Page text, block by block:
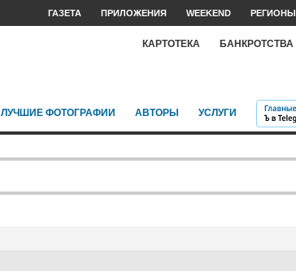
ГАЗЕТА ПРИЛОЖЕНИЯ WEEKEND РЕГИОНЫ
КАРТОТЕКА БАНКРОТСТВА
ЛУЧШИЕ ФОТОГРАФИИ АВТОРЫ УСЛУГИ